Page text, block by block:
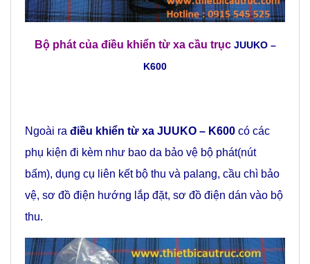
Bộ phát của điều khiển từ xa cầu trục JUUKO –
K600
Ngoài ra điều khiển từ xa JUUKO – K600 có các
phụ kiện đi kèm như bao da bảo vệ bộ phát(nút
bấm), dụng cụ liên kết bộ thu và palang, cầu chì bảo
vệ, sơ đồ điện hướng lắp đặt, sơ đồ điện dán vào bộ
thu.